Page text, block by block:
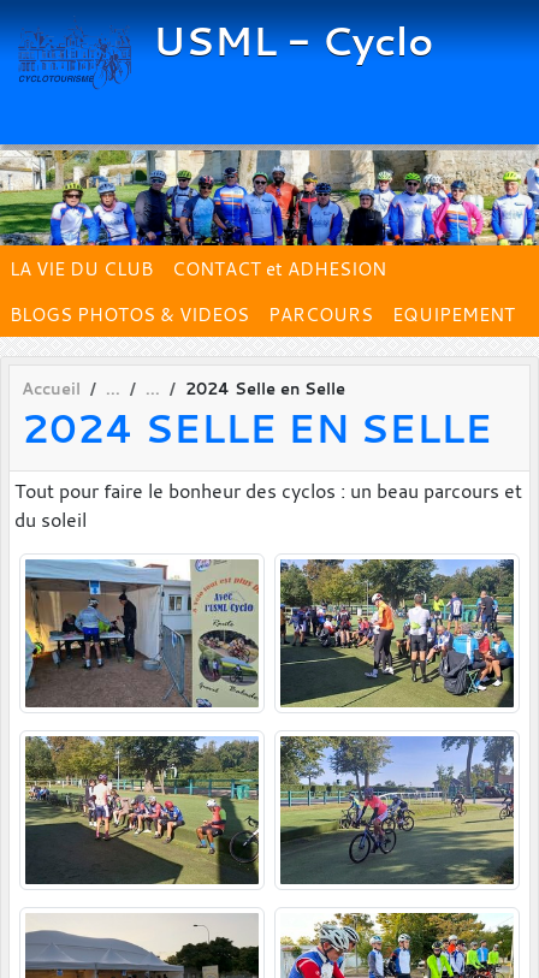
USML - Cyclo
LA VIE DU CLUB
CONTACT et ADHESION
BLOGS PHOTOS & VIDEOS
PARCOURS EQUIPEMENT
Accueil 2024 Selle en Selle
2024 SELLE EN SELLE
Tout pour faire le bonheur des cyclos : un beau parcours et
du soleil
Panneau de gestion des cookies